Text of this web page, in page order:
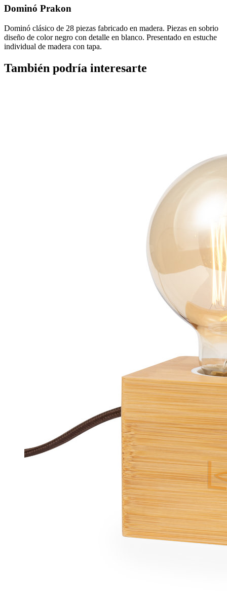
Dominó Prakon
Dominó clásico de 28 piezas fabricado en madera. Piezas en sobrio
diseño de color negro con detalle en blanco. Presentado en estuche
individual de madera con tapa.
También podría interesarte